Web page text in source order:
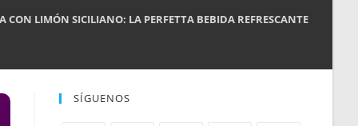
CON LIMÓN SICILIANO: LA PERFETTA BEBIDA REFRESCANTE
SÍGUENOS